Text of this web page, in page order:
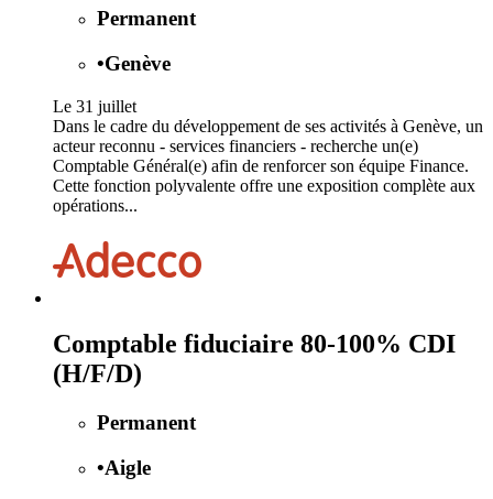
Permanent
•Genève
Le 31 juillet
Dans le cadre du développement de ses activités à Genève, un
acteur reconnu - services financiers - recherche un(e)
Comptable Général(e) afin de renforcer son équipe Finance.
Cette fonction polyvalente offre une exposition complète aux
opérations...
Comptable fiduciaire 80-100% CDI
(H/F/D)
Permanent
•Aigle